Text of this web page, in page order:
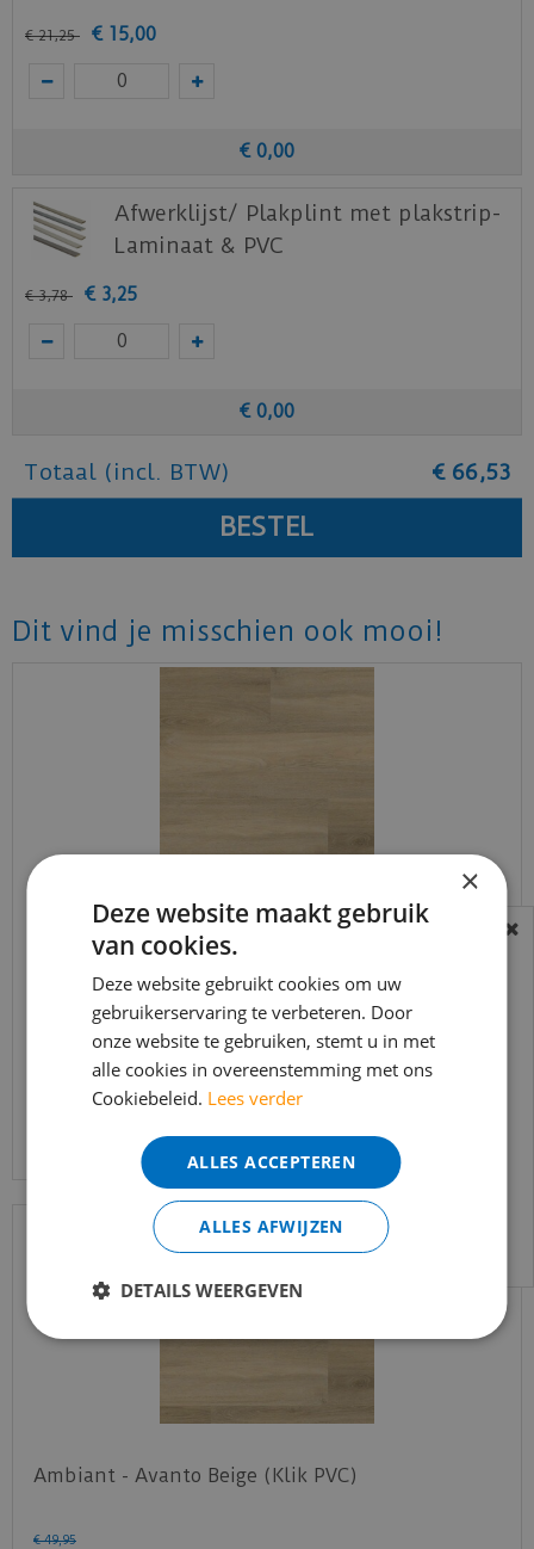
€ 21,25 € 15,00
€ 0,00
Afwerklijst/ Plakplint met plakstrip-
Laminaat & PVC
€ 3,78 € 3,25
€ 0,00
Totaal (incl. BTW) € 66,53
Dit vind je misschien ook mooi!
Ambiant - Avanto Beige (Plak PVC)
,25
Ambiant - Avanto Beige (Klik PVC)
€ 49,95
BEREIKBAARHEID
In verband met de vakantie periode zijn wij
t/m 14 augustus telefonisch helaas niet
bereikbaar.
Bestelling worden uiteraard verwerkt
echter iets minder snel dan wat je van ons
gewend bent.
Voor vragen kan je ons bereiken via
info@merkvloerenwinkel.nl
×
Deze website maakt gebruik
van cookies.
Deze website gebruikt cookies om uw
gebruikerservaring te verbeteren. Door
onze website te gebruiken, stemt u in met
alle cookies in overeenstemming met ons
Cookiebeleid. Lees verder
ALLES ACCEPTEREN
ALLES AFWIJZEN
DETAILS WEERGEVEN